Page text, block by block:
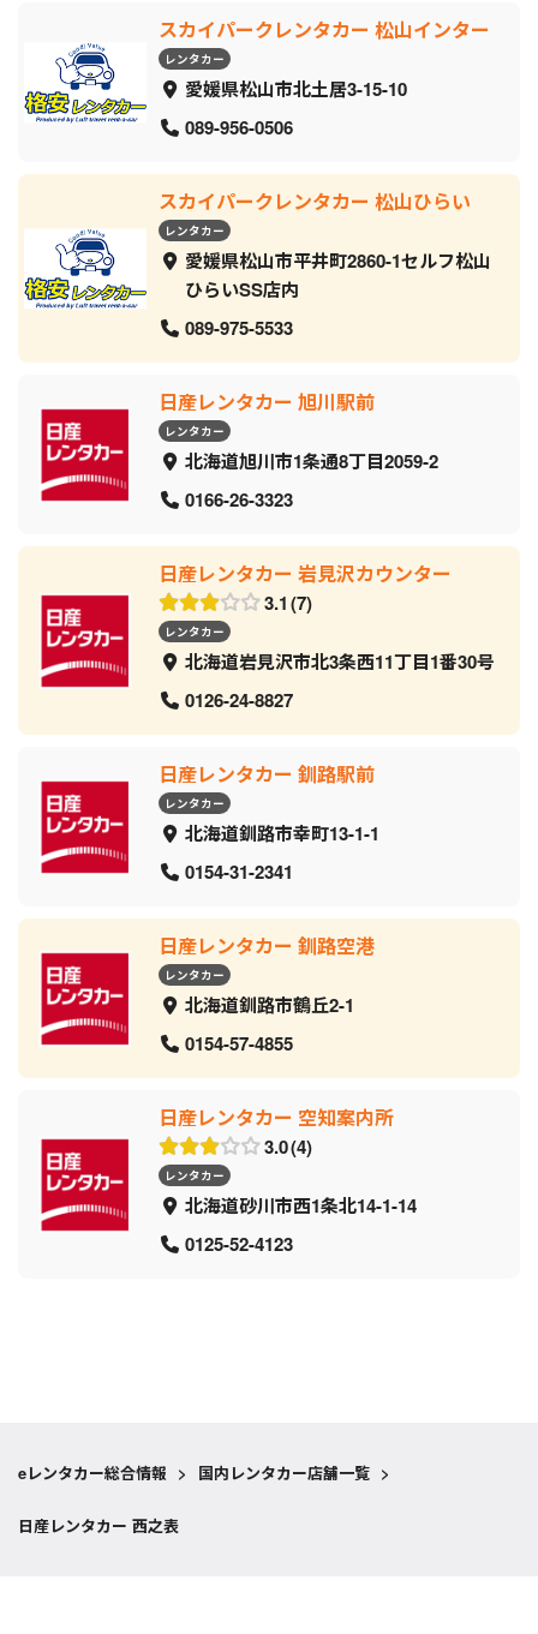
スカイパークレンタカー 松山インター
レンタカー
愛媛県松山市北土居3-15-10
089-956-0506
スカイパークレンタカー 松山ひらい
レンタカー
愛媛県松山市平井町2860-1セルフ松山
ひらいSS店内
089-975-5533
日産レンタカー 旭川駅前
レンタカー
北海道旭川市1条通8丁目2059‐2
0166-26-3323
日産レンタカー 岩見沢カウンター
3.1 7
レンタカー
北海道岩見沢市北3条西11丁目1番30号
0126-24-8827
日産レンタカー 釧路駅前
レンタカー
北海道釧路市幸町13-1-1
0154-31-2341
日産レンタカー 釧路空港
レンタカー
北海道釧路市鶴丘2-1
0154-57-4855
日産レンタカー 空知案内所
3.0 4
レンタカー
北海道砂川市西1条北14-1-14
0125-52-4123
eレンタカー総合情報 > 国内レンタカー店舗一覧 >
日産レンタカー 西之表